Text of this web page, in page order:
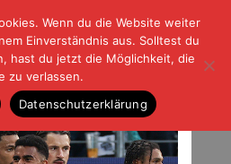
und der Rest
|DATENSCHUTZ
Wenn du die Website weiter
Einverständnis aus. Solltest du
hast du jetzt die Möglichkeit, die
zu verlassen.
Datenschutzerklärung